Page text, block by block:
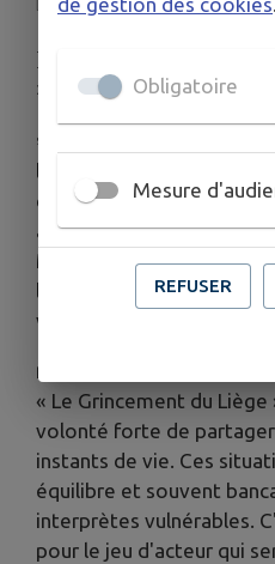
⏳
🤝 En partenariat avec la
🎭 Entre cirque, théâtre
laissez-vous embarquer
drôle que touchant,
argentin plein de
Manipulation de
lancer d’aiguilles à
vivre en famille ou entre
📖 Résumé :
« Le Grincement du
volonté forte de partager
instants de vie. Ces
équilibre et souvent
interprètes vulnérables.
pour le jeu d'acteur qui
Obligatoire
Mesure
REFUSER